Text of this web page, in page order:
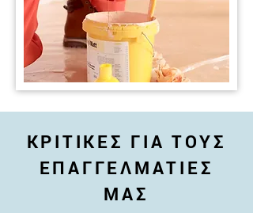
ΚΡΙΤΙΚΕΣ ΓΙΑ ΤΟΥΣ
ΕΠΑΓΓΕΛΜΑΤΙΕΣ
ΜΑΣ